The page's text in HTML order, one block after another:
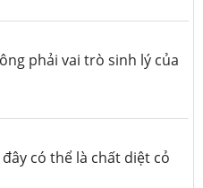
phải vai trò sinh lý của
có thể là chất diệt cỏ